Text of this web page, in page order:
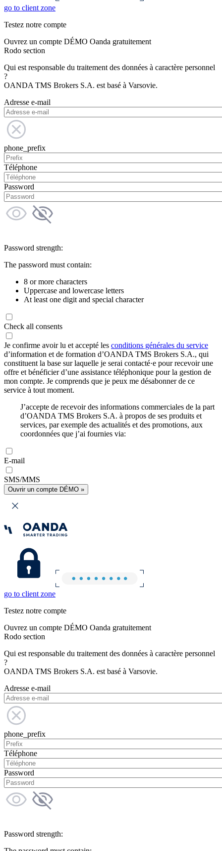
go to client zone
Testez notre compte
Ouvrez un compte DÉMO Oanda gratuitement
Rodo section
Qui est responsable du traitement des données à caractère personnel
?
OANDA TMS Brokers S.A. est basé à Varsovie.
Adresse e-mail
phone_prefix
Téléphone
Password
Password strength:
The password must contain:
8 or more characters
Uppercase and lowercase letters
At least one digit and special character
Check all consents
Je confirme avoir lu et accepté les conditions générales du service
d’information et de formation d’OANDA TMS Brokers S.A., qui
constituent la base sur laquelle je serai contacté·e pour recevoir une
offre et bénéficier d’une assistance téléphonique pour la gestion de
mon compte. Je comprends que je peux me désabonner de ce
service à tout moment.
J’accepte de recevoir des informations commerciales de la part
d’OANDA TMS Brokers S.A. à propos de ses produits et
services, par exemple des actualités et des promotions, aux
coordonnées que j’ai fournies via:
E-mail
SMS/MMS
Ouvrir un compte DÉMO »
go to client zone
Testez notre compte
Ouvrez un compte DÉMO Oanda gratuitement
Rodo section
Qui est responsable du traitement des données à caractère personnel
?
OANDA TMS Brokers S.A. est basé à Varsovie.
Adresse e-mail
phone_prefix
Téléphone
Password
Password strength: